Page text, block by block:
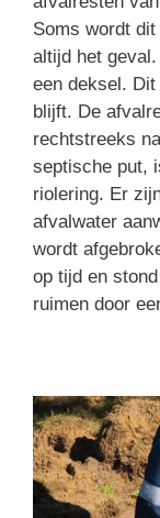
Soms wordt
altijd het
een deksel.
blijft. De
rechtstreeks
septische put,
riolering. Er
afvalwater
wordt
op tijd en
ruimen door